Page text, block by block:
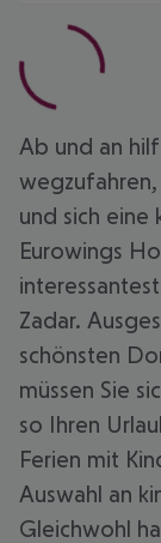
Ab und an
und sich eine
Eurowings
Zadar.
schönsten
müssen Sie
so Ihren
Ferien mit
Auswahl an
Gleichwohl